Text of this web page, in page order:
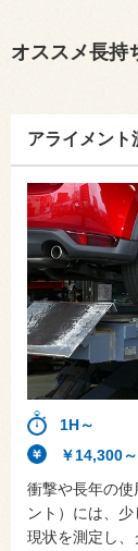
オススメ長持
アライメント
1H～
￥14,300
衝撃や長年の
ント）には、
現状を測定し